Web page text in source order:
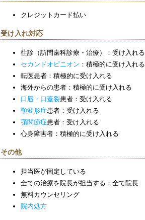
クレジットカード払い
受け入れ対応
往診（訪問歯科診療・治療）：受け入れる
セカンドオピニオン ：積極的に受け入れる
転医患者：積極的に受け入れる
海外からの患者：積極的に受け入れる
口唇・口蓋裂患者：受け入れる
顎変形症患者：受け入れる
顎関節症患者：受け入れる
心身障害者：積極的に受け入れる
その他
担当医が固定している
全ての治療を院長が担当する：全て院長
無料カウンセリング
院内処方